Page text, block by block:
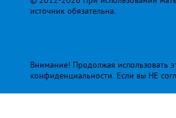
источник обязательна.
Внимание! Продолжая использовать
конфиденциальности. Если вы НЕ